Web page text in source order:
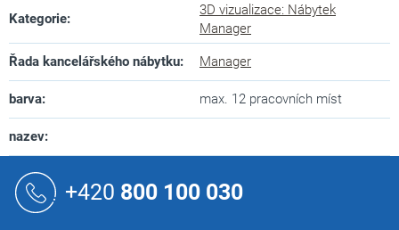
Kategorie:
3D vizualizace: Nábytek
Manager
Řada kancelářského nábytku: Manager
barva: max. 12 pracovních míst
nazev:
+420 800 100 030